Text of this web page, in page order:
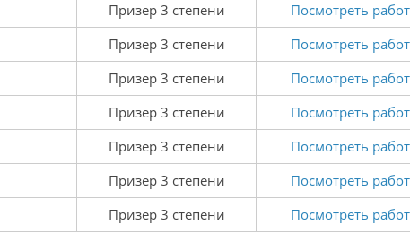
Призер 3 степени
Посмотреть
Призер 3 степени
Посмотреть
Призер 3 степени
Посмотреть
Призер 3 степени
Посмотреть
Призер 3 степени
Посмотреть
Призер 3 степени
Посмотреть
Призер 3 степени
Посмотреть